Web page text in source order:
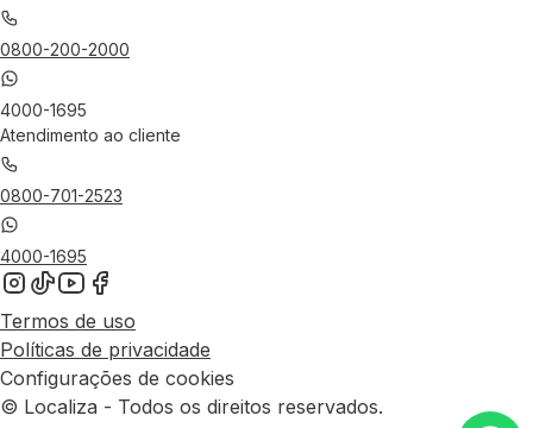
0800-200-2000
4000-1695
Atendimento ao cliente
0800-701-2523
4000-1695
Termos de uso
Políticas de privacidade
Configurações de cookies
© Localiza - Todos os direitos reservados.